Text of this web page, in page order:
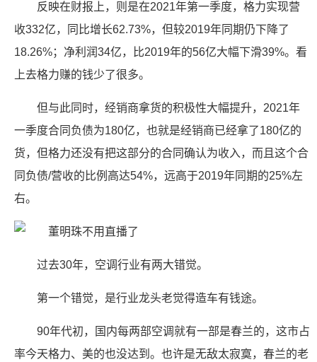
反映在财报上，则是在2021年第一季度，格力实现营
收332亿，同比增长62.73%，但较2019年同期仍下降了
18.26%；净利润34亿，比2019年的56亿大幅下滑39%。看
上去格力赚的钱少了很多。
但与此同时，经销商拿货的积极性大幅提升，2021年
一季度合同负债为180亿，也就是经销商已经拿了180亿的
货，但格力还没有把这部分的合同确认为收入，而且这个合
同负债/营收的比例高达54%，远高于2019年同期的25%左
右。
过去30年，空调行业有两大错觉。
第一个错觉，是行业龙头老觉得造车有钱途。
90年代初，国内每两部空调就有一部是春兰的，这市占
率今天格力、美的也没达到。也许是无敌太寂寞，春兰的老